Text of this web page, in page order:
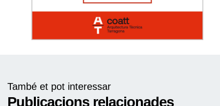
També et pot interessar
Publicacions relacionades